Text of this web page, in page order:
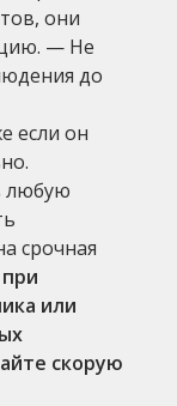
они
— Не
до
если он
любую
срочная
или
скорую